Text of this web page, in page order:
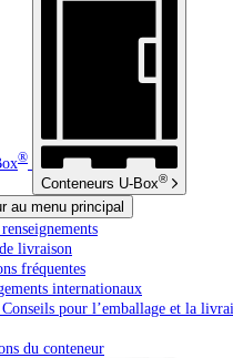
®
Conteneurs U-Box®
au menu principal
livraison
fréquentes
internationaux
Conseils pour l’emballage et la
du conteneur